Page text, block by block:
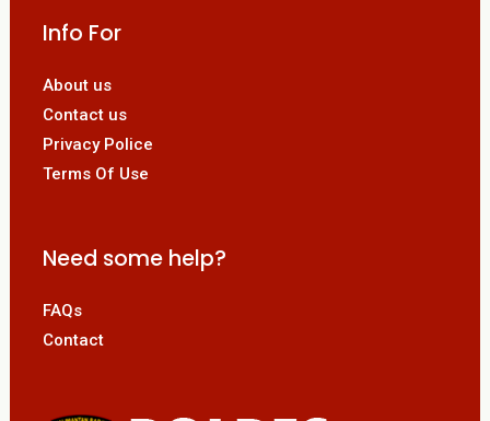
Info For
About us
Contact us
Privacy Police
Terms Of Use
Need some help?
FAQs
Contact